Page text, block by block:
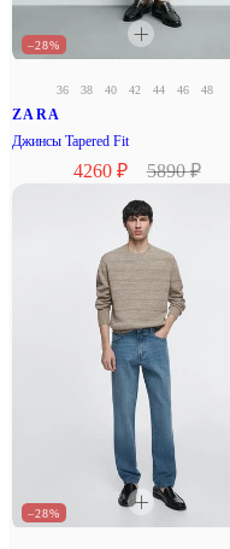
–28%
36 38 40 42 44 46 48
ZARA
Джинсы Tapered Fit
4260 ₽ 5890 ₽
–28%